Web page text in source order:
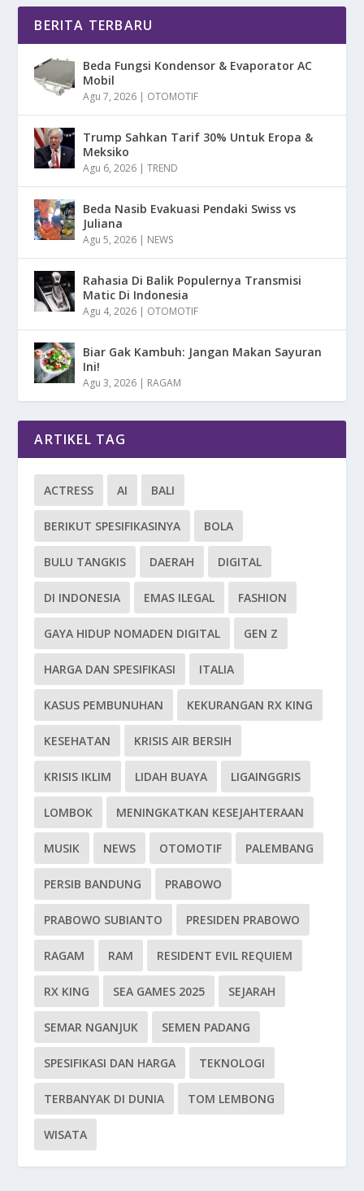
BERITA TERBARU
Beda Fungsi Kondensor & Evaporator AC
Mobil
Agu 7, 2026 | OTOMOTIF
Trump Sahkan Tarif 30% Untuk Eropa &
Meksiko
Agu 6, 2026 |TREND
Beda Nasib Evakuasi Pendaki Swiss vs
Juliana
Agu 5, 2026 | NEWS
Rahasia Di Balik Populernya Transmisi
Matic Di Indonesia
Agu 4, 2026 | OTOMOTIF
Biar Gak Kambuh: Jangan Makan Sayuran
Ini!
Agu 3, 2026 | RAGAM
ARTIKEL TAG
ACTRESS AI BALI
BERIKUT SPESIFIKASINYA BOLA
BULU TANGKIS DAERAH DIGITAL
DI INDONESIA EMAS ILEGAL FASHION
GAYA HIDUP NOMADEN DIGITAL GEN Z
HARGA DAN SPESIFIKASI ITALIA
KASUS PEMBUNUHAN KEKURANGAN RX KING
KESEHATAN KRISIS AIR BERSIH
KRISIS IKLIM LIDAH BUAYA LIGAINGGRIS
LOMBOK MENINGKATKAN KESEJAHTERAAN
MUSIK NEWS OTOMOTIF PALEMBANG
PERSIB BANDUNG PRABOWO
PRABOWO SUBIANTO PRESIDEN PRABOWO
RAGAM RAM RESIDENT EVIL REQUIEM
RX KING SEA GAMES 2025 SEJARAH
SEMAR NGANJUK SEMEN PADANG
SPESIFIKASI DAN HARGA TEKNOLOGI
TERBANYAK DI DUNIA TOM LEMBONG
WISATA